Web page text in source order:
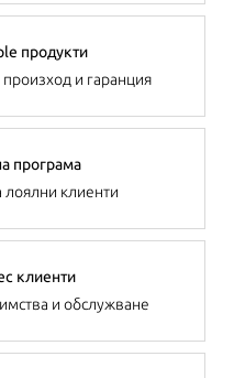
продукти
и гаранция
програма
лоялни клиенти
клиенти
и обслужване